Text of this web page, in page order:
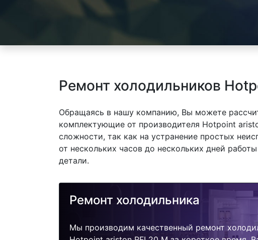
Ремонт холодильников
Обращаясь в нашу компанию, Вы можете
комплектующие от производителя Hotpoint
сложности, так как на устранение простых
от нескольких часов до нескольких дней
детали.
Ремонт холодильника
Мы производим качественный ремонт